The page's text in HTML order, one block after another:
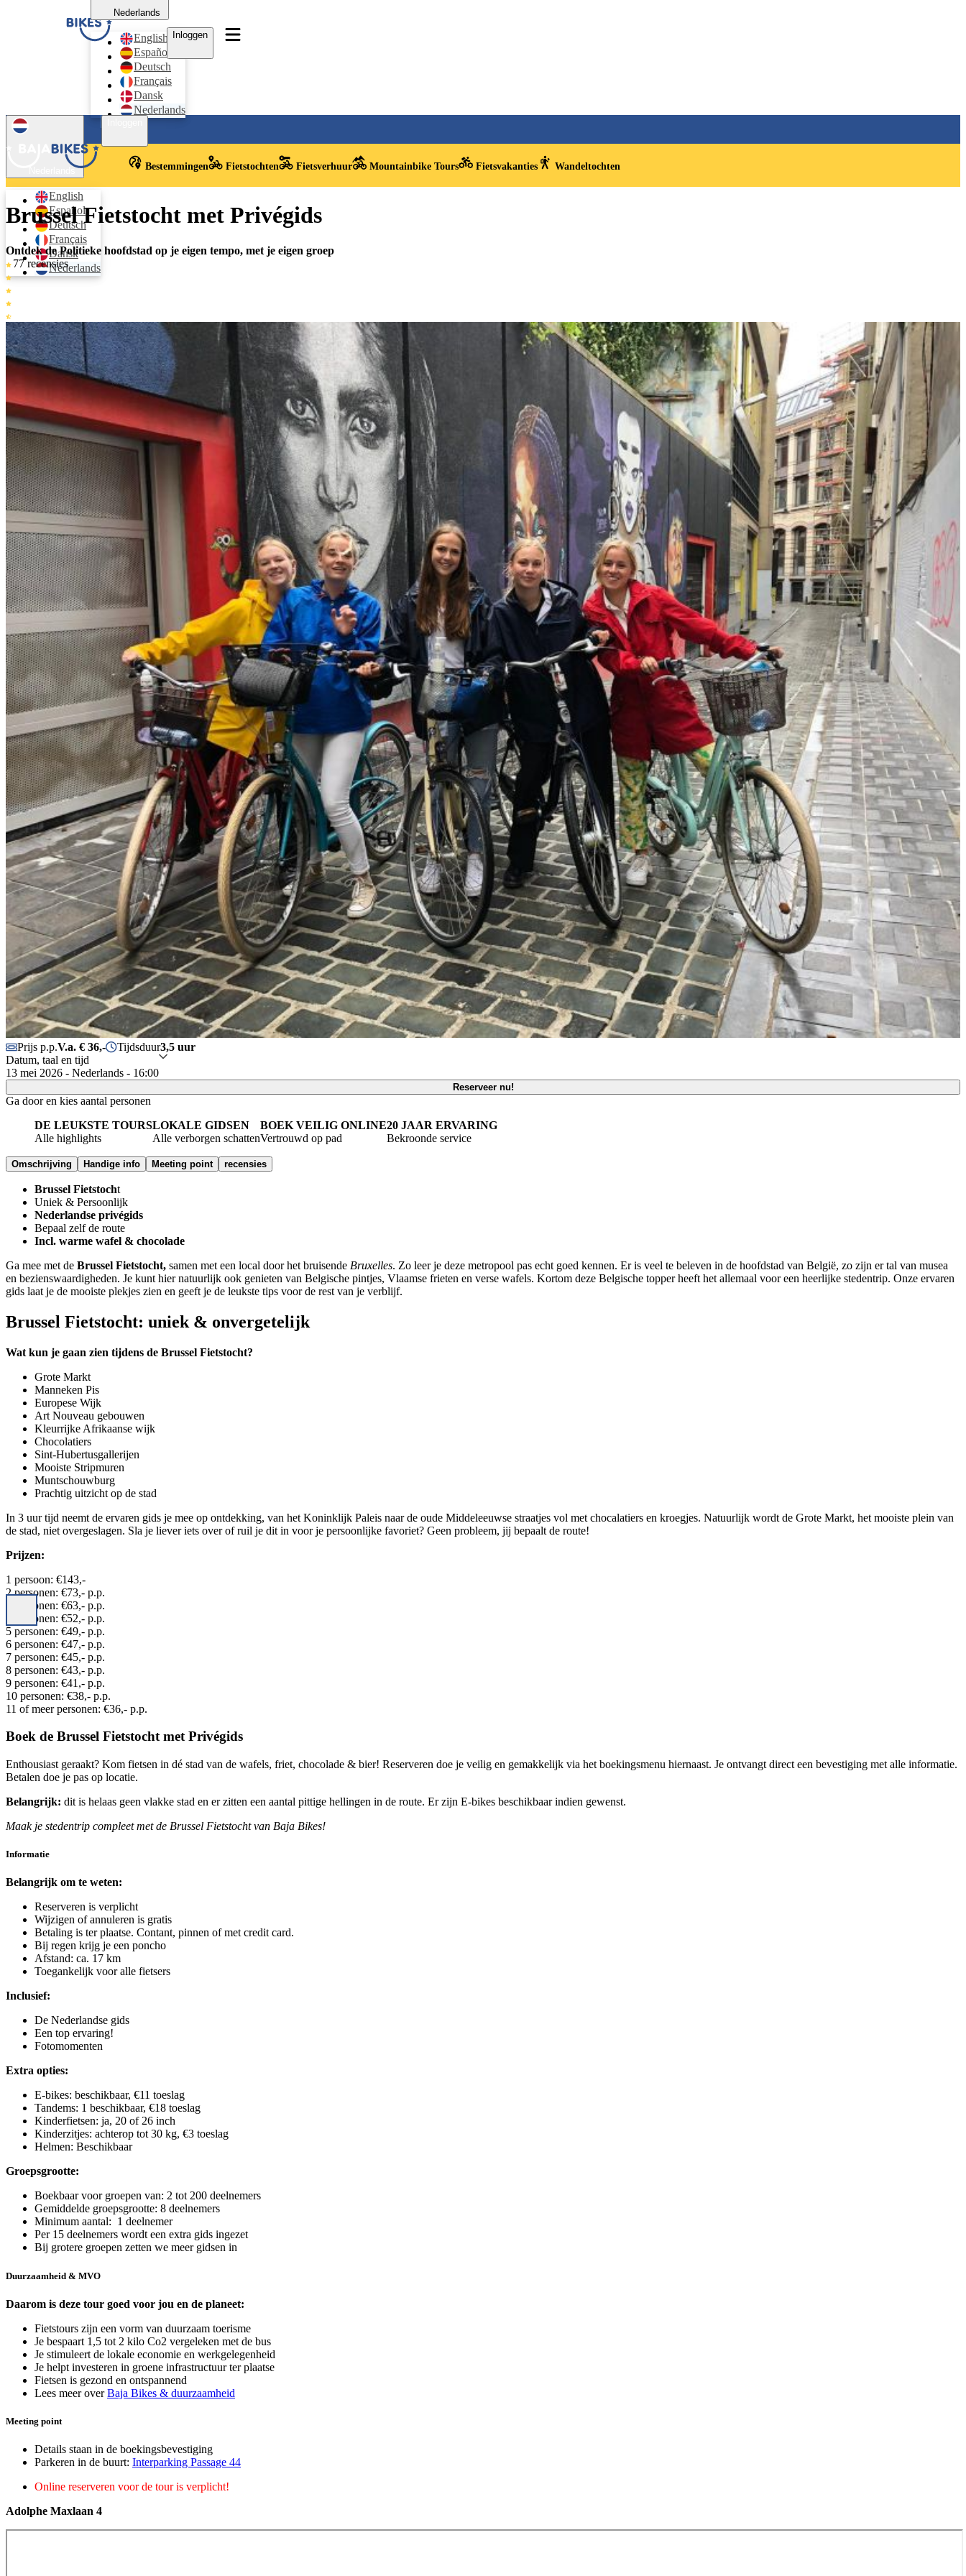
Nederlands
English
Español
Deutsch
Français
Dansk
Nederlands
Inloggen
Nederlands
English
Español
Deutsch
Français
Dansk
Nederlands
Bestemmingen Fietstochten Fietsverhuur Mountainbike Tours Fietsvakanties Wandeltochten
Brussel Fietstocht met Privégids
Ontdek de Politieke hoofdstad op je eigen tempo, met je eigen groep
77 recensies
Prijs p.p.V.a. € 36,- Tijdsduur3,5 uur
Datum, taal en tijd
13 mei 2026 - Nederlands - 16:00
Reserveer nu!
Ga door en kies aantal personen
DE LEUKSTE TOURS
Alle highlights
LOKALE GIDSEN
Alle verborgen schatten
BOEK VEILIG ONLINE
Vertrouwd op pad
20 JAAR ERVARING
Bekroonde service
Omschrijving Handige info Meeting point recensies
Brussel Fietstocht
Uniek & Persoonlijk
Nederlandse privégids
Bepaal zelf de route
Incl. warme wafel & chocolade
Ga mee met de Brussel Fietstocht, samen met een local door het bruisende Bruxelles. Zo leer je deze metropool pas echt goed kennen. Er is veel te beleven in de hoofdstad van België, zo zijn er tal van musea
en bezienswaardigheden. Je kunt hier natuurlijk ook genieten van Belgische pintjes, Vlaamse frieten en verse wafels. Kortom deze Belgische topper heeft het allemaal voor een heerlijke stedentrip. Onze ervaren
gids laat je de mooiste plekjes zien en geeft je de leukste tips voor de rest van je verblijf.
Brussel Fietstocht: uniek & onvergetelijk
Wat kun je gaan zien tijdens de Brussel Fietstocht?
Grote Markt
Manneken Pis
Europese Wijk
Art Nouveau gebouwen
Kleurrijke Afrikaanse wijk
Chocolatiers
Sint-Hubertusgallerijen
Mooiste Stripmuren
Muntschouwburg
Prachtig uitzicht op de stad
In 3 uur tijd neemt de ervaren gids je mee op ontdekking, van het Koninklijk Paleis naar de oude Middeleeuwse straatjes vol met chocalatiers en kroegjes. Natuurlijk wordt de Grote Markt, het mooiste plein van
de stad, niet overgeslagen. Sla je liever iets over of ruil je dit in voor je persoonlijke favoriet? Geen probleem, jij bepaalt de route!
Prijzen:
1 persoon: €143,-
2 personen: €73,- p.p.
3 personen: €63,- p.p.
4 personen: €52,- p.p.
5 personen: €49,- p.p.
6 personen: €47,- p.p.
7 personen: €45,- p.p.
8 personen: €43,- p.p.
9 personen: €41,- p.p.
10 personen: €38,- p.p.
11 of meer personen: €36,- p.p.
Boek de Brussel Fietstocht met Privégids
Enthousiast geraakt? Kom fietsen in dé stad van de wafels, friet, chocolade & bier! Reserveren doe je veilig en gemakkelijk via het boekingsmenu hiernaast. Je ontvangt direct een bevestiging met alle informatie.
Betalen doe je pas op locatie.
Belangrijk: dit is helaas geen vlakke stad en er zitten een aantal pittige hellingen in de route. Er zijn E-bikes beschikbaar indien gewenst.
Maak je stedentrip compleet met de Brussel Fietstocht van Baja Bikes!
Informatie
Belangrijk om te weten:
Reserveren is verplicht
Wijzigen of annuleren is gratis
Betaling is ter plaatse. Contant, pinnen of met credit card.
Bij regen krijg je een poncho
Afstand: ca. 17 km
Toegankelijk voor alle fietsers
Inclusief:
De Nederlandse gids
Een top ervaring!
Fotomomenten
Extra opties:
E-bikes: beschikbaar, €11 toeslag
Tandems: 1 beschikbaar, €18 toeslag
Kinderfietsen: ja, 20 of 26 inch
Kinderzitjes: achterop tot 30 kg, €3 toeslag
Helmen: Beschikbaar
Groepsgrootte:
Boekbaar voor groepen van: 2 tot 200 deelnemers
Gemiddelde groepsgrootte: 8 deelnemers
Minimum aantal: 1 deelnemer
Per 15 deelnemers wordt een extra gids ingezet
Bij grotere groepen zetten we meer gidsen in
Duurzaamheid & MVO
Daarom is deze tour goed voor jou en de planeet:
Fietstours zijn een vorm van duurzaam toerisme
Je bespaart 1,5 tot 2 kilo Co2 vergeleken met de bus
Je stimuleert de lokale economie en werkgelegenheid
Je helpt investeren in groene infrastructuur ter plaatse
Fietsen is gezond en ontspannend
Lees meer overBaja Bikes & duurzaamheid
Meeting point
Details staan in de boekingsbevestiging
Parkeren in de buurt: Interparking Passage 44
Online reserveren voor de tour is verplicht!
Adolphe Maxlaan 4